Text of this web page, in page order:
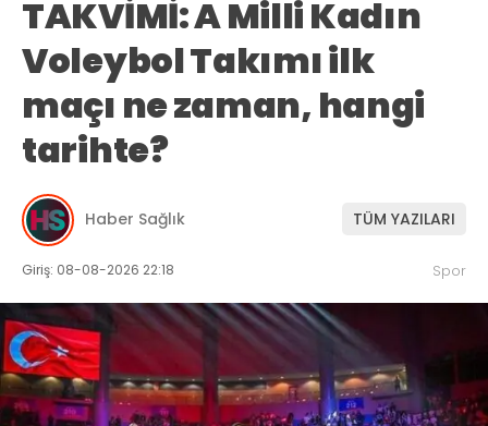
TAKVİMİ: A Milli Kadın
Voleybol Takımı ilk
maçı ne zaman, hangi
tarihte?
Haber Sağlık TÜM YAZILARI
Giriş: 08-08-2026 22:18 Spor